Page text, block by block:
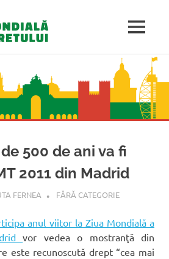
Mondială
a
MENU
500 de ani va fi
2011 din Madrid
FERNEA FĂRĂ CATEGORIE
anul viitor la Ziua Mondială a
vor vedea o mostranţă din
este recunoscută drept “cea mai